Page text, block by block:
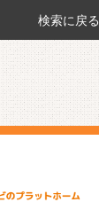
検索に戻る